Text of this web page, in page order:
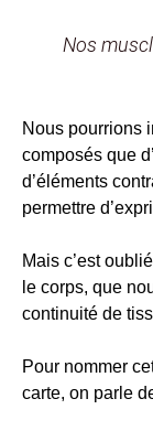
Nos
Nous pourrions
composés que
d’éléments
permettre
Mais c’est
le corps, que
continuité de
Pour nommer
carte, on parle